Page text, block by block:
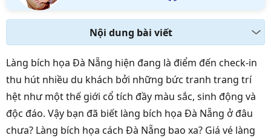
Nội dung bài viết
Làng bích họa Đà Nẵng hiện đang là điểm đến check-in
thu hút nhiều du khách bởi những bức tranh trang trí
hệt như một thế giới cổ tích đầy màu sắc, sinh động và
độc đáo. Vậy bạn đã biết làng bích họa Đà Nẵng ở đâu
chưa? Làng bích họa cách Đà Nẵng bao xa? Giá vé làng